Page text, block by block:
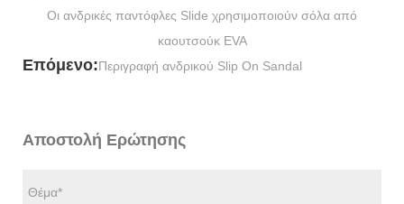
Οι ανδρικές παντόφλες Slide χρησιμοποιούν σόλα από
καουτσούκ EVA
Επόμενο:Περιγραφή ανδρικού Slip On Sandal
Αποστολή Ερώτησης